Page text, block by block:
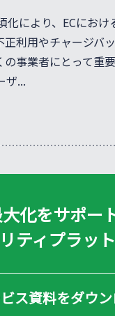
化により、ECにおけ
利用やチャージバ
の事業者にとって重
ザ...
化をサポー
ティプラッ
ス資料をダウ